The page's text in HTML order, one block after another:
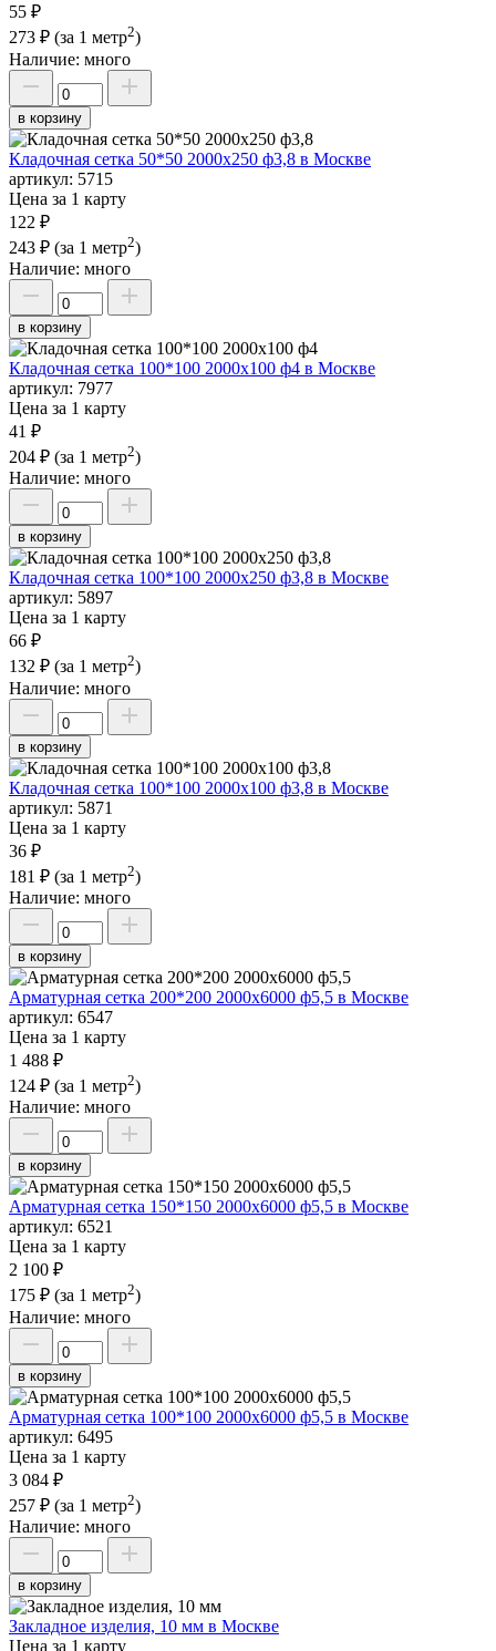
55 ₽
273 ₽ (за 1 метр2)
Наличие: много
в корзину
Кладочная сетка 50*50 2000х250 ф3,8 в Москве
артикул: 5715
Цена за 1 карту
122 ₽
243 ₽ (за 1 метр2)
Наличие: много
в корзину
Кладочная сетка 100*100 2000х100 ф4 в Москве
артикул: 7977
Цена за 1 карту
41 ₽
204 ₽ (за 1 метр2)
Наличие: много
в корзину
Кладочная сетка 100*100 2000х250 ф3,8 в Москве
артикул: 5897
Цена за 1 карту
66 ₽
132 ₽ (за 1 метр2)
Наличие: много
в корзину
Кладочная сетка 100*100 2000х100 ф3,8 в Москве
артикул: 5871
Цена за 1 карту
36 ₽
181 ₽ (за 1 метр2)
Наличие: много
в корзину
Арматурная сетка 200*200 2000х6000 ф5,5 в Москве
артикул: 6547
Цена за 1 карту
1 488 ₽
124 ₽ (за 1 метр2)
Наличие: много
в корзину
Арматурная сетка 150*150 2000х6000 ф5,5 в Москве
артикул: 6521
Цена за 1 карту
2 100 ₽
175 ₽ (за 1 метр2)
Наличие: много
в корзину
Арматурная сетка 100*100 2000х6000 ф5,5 в Москве
артикул: 6495
Цена за 1 карту
3 084 ₽
257 ₽ (за 1 метр2)
Наличие: много
в корзину
Закладное изделия, 10 мм в Москве
Цена за 1 карту